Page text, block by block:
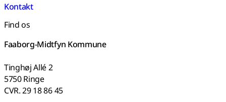
Kontakt
Find os
Faaborg-Midtfyn Kommune
Tinghøj Allé 2
5750 Ringe
CVR. 29 18 86 45